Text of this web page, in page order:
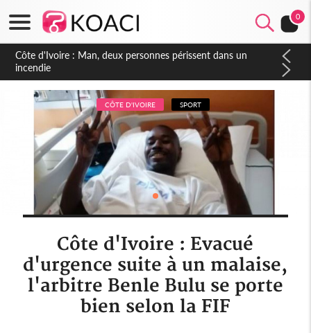
0
Côte d'Ivoire : Séileu, la célébration de la fête nationale
transformée en vaste campagne contre les produits
dépigmentants dangereux
CÔTE D'IVOIRE SPORT
Côte d'Ivoire : Evacué
d'urgence suite à un malaise,
l'arbitre Benle Bulu se porte
bien selon la FIF